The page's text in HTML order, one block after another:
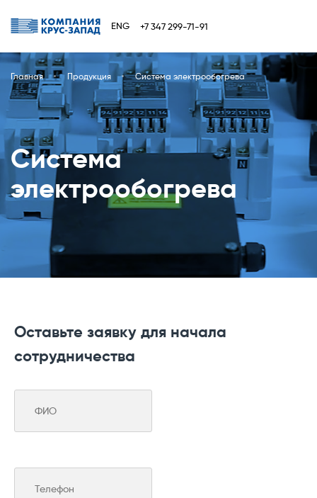
ENG +7 347 299-71-91
Главная Продукция Система электрообогрева
Система
электрообогрева
Оставьте заявку для начала
сотрудничества